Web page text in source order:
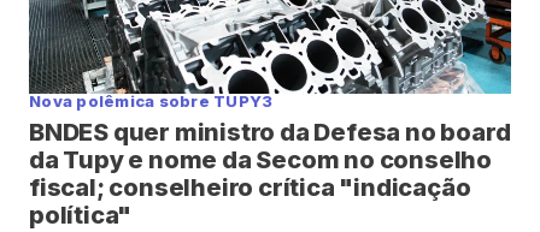
Nova polêmica sobre TUPY3
BNDES quer ministro da Defesa no board
da Tupy e nome da Secom no conselho
fiscal; conselheiro crítica "indicação
política"